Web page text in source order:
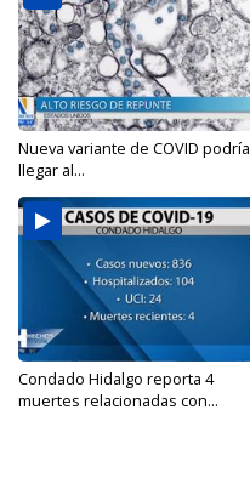
Nueva variante de COVID podría
llegar al...
Condado Hidalgo reporta 4
muertes relacionadas con...